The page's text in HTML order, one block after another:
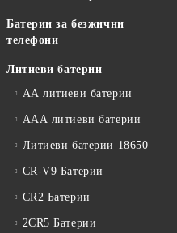
Батерии за безжични
телефони
Литиеви батерии
АА литиеви батерии
ААА литиеви батерии
Литиеви батерии 18650
CR-V9 Батерии
CR2 Батерии
2CR5 Батерии